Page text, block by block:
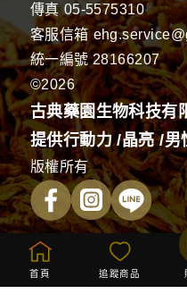
傳真 05-5575310
客服信箱
統一編號 28166207
©2026
古典藥園生物科技有
提供行動力 /晶亮 /
版權所有
首頁 追蹤商品